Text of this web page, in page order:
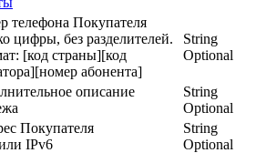
телефона Покупателя
цифры, без разделителей.
[код страны][код
абонента]
String
Optional
описание
String
Optional
Покупателя
IPv6
String
Optional